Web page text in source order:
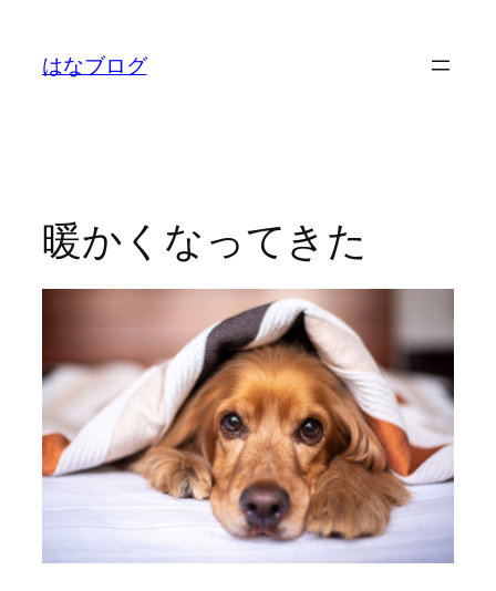
はなブログ
暖かくなってきた